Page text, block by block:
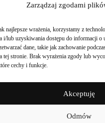
Zarządzaj zgodami
najlepsze wrażenia, korzystamy z
i/lub uzyskiwania dostępu do informacji o
dane, takie jak zachowanie
tej stronie. Brak wyrażenia zgody lub
cechy i funkcje.
Akceptuję
Odmów
Washbasin mixer